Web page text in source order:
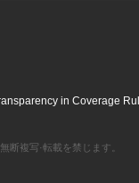
in Coverage
複写·転載を禁じます。